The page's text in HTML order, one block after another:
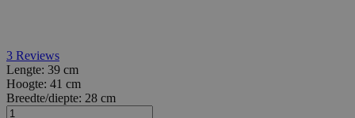
3 Reviews
Lengte: 39 cm
Hoogte: 41 cm
Breedte/diepte: 28 cm